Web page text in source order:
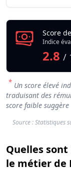
Score
Indice
2.8 /
* Un score élevé
traduisant des
score faible
Source : Statistiques
Quelles
le métier de